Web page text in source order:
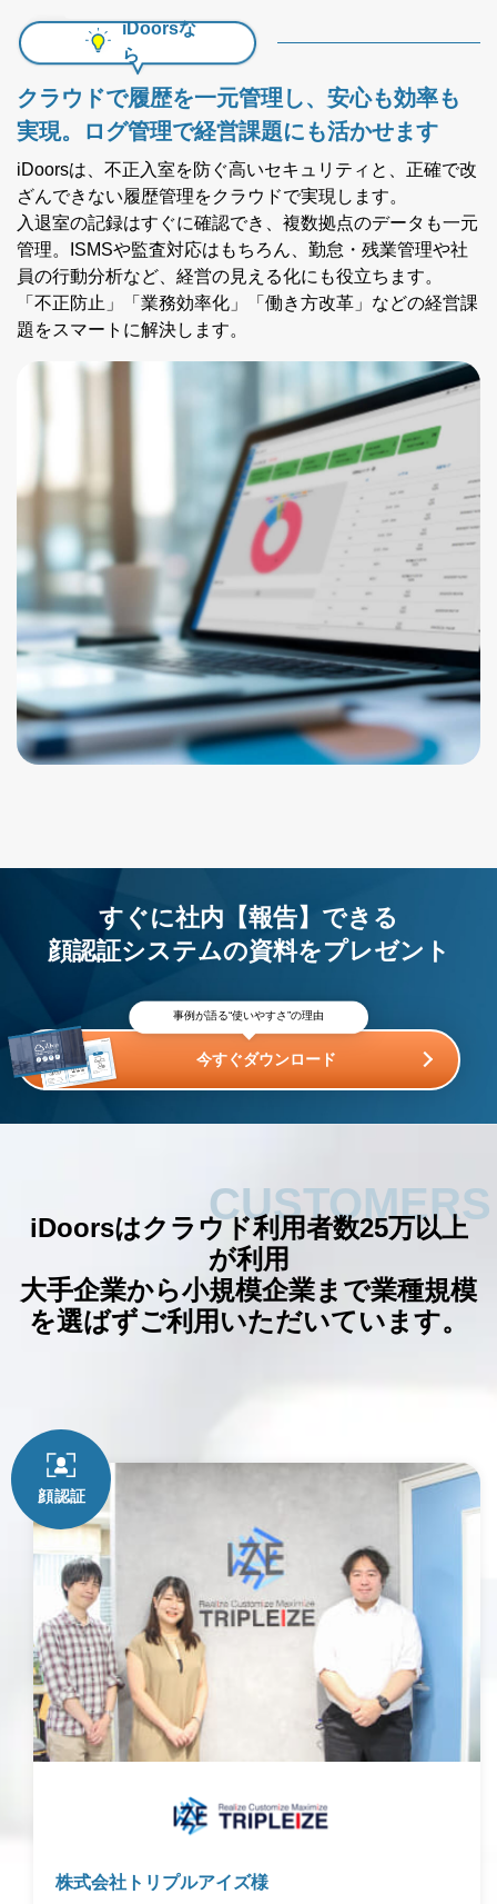
iDoorsな
ら
クラウドで履歴を一元管理し、安心も効率も
実現。
ログ管理で経営課題にも活かせます
iDoorsは、不正入室を防ぐ高いセキュリティと、正確で改
ざんできない履歴管理をクラウドで実現します。
入退室の記録はすぐに確認でき、複数拠点のデータも一元
管理。ISMSや監査対応はもちろん、勤怠・残業管理や社
員の行動分析など、経営の見える化にも役立ちます。
「不正防止」「業務効率化」「働き方改革」などの経営課
題をスマートに解決します。
すぐに社内【報告】できる
顔認証システムの資料をプレゼント
事例が語る“使いやすさ”の理由
今すぐダウンロード
CUSTOMERS
iDoorsはクラウド利用者数25万以上
が利用
大手企業から小規模企業まで業種規模
を選ばずご利用いただいています。
株式会社トリプルアイズ様